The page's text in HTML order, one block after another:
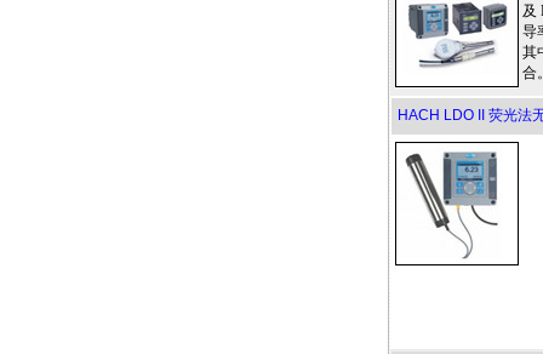
及
导
其
合
HACH LDO II 荧光法